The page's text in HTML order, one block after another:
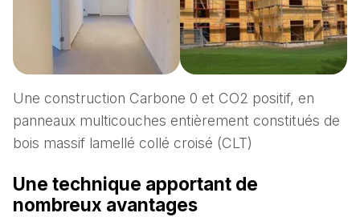
Une construction Carbone 0 et CO2 positif, en
panneaux multicouches entièrement constitués de
bois massif lamellé collé croisé (CLT)
Une technique apportant de
nombreux avantages